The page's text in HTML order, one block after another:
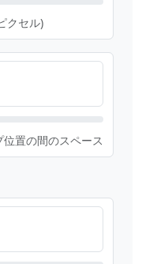
クセル)
置の間のスペース